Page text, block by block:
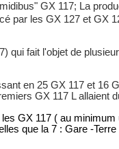
GX 117; La
par les GX 127 et GX
qui fait l'objet de
en 25 GX 117 et 16
GX 117 L allaient
GX 117 ( au
que la 7 : Gare -